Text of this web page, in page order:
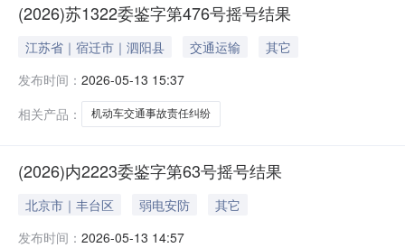
(2026)苏1322委鉴字第476号摇号结果
江苏省｜宿迁市｜泗阳县 交通运输
其它
发布时间： 2026-05-13 15:37
相关产品：
机动车交通事故责任纠纷
(2026)内2223委鉴字第63号摇号结果
北京市｜丰台区 弱电安防
其它
发布时间： 2026-05-13 14:57